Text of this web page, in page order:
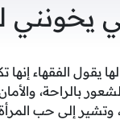
يخونني
يقول الفقهاء
بالراحة،
وتشير إلى حب